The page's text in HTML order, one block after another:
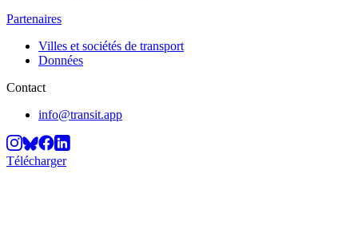
Partenaires
Villes et sociétés de transport
Données
Contact
info@transit.app
Télécharger